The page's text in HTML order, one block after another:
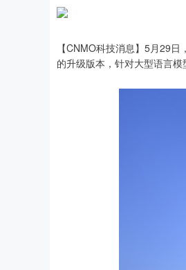
【CNMO科技消息】5月29
的升级版本，针对大型语言模